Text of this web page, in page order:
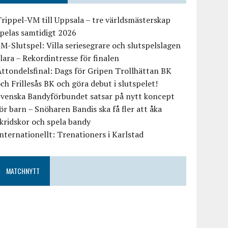
VM till Uppsala – tre världsmästerskap
samtidigt 2026
Slutspel: Villa seriesegrare och slutspelslagen
– Rekordintresse för finalen
Dags för Gripen Trollhättan BK
Frillesås BK och göra debut i slutspelet!
Bandyförbundet satsar på nytt koncept
barn – Snöharen Bandis ska få fler att åka
och spela bandy
Trenationers i Karlstad
MATCHNYTT